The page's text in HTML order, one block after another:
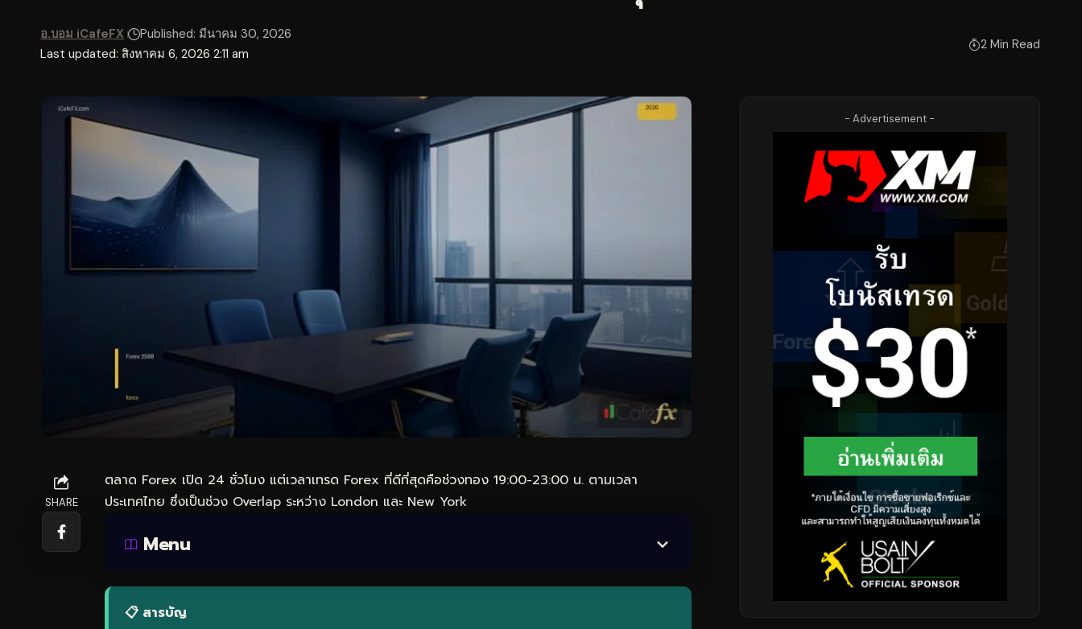
Last updated: สิงหาคม 6, 2026 2:11 am
อ.บอม iCafeFX Published: มีนาคม 30, 2026
2 Min Read
SHARE
ตลาด Forex เปิด 24 ชั่วโมง แต่เวลาเทรด Forex ที่ดีที่สุดคือช่วงทอง 19:00-23:00 น. ตามเวลา
ประเทศไทย ซึ่งเป็นช่วง Overlap ระหว่าง London และ New York
Menu
📋 สารบัญ
- Advertisement -